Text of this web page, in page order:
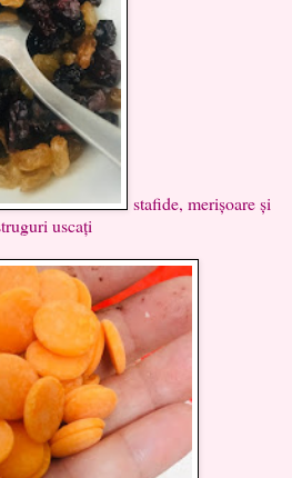
stafide, merișoare și
uscați